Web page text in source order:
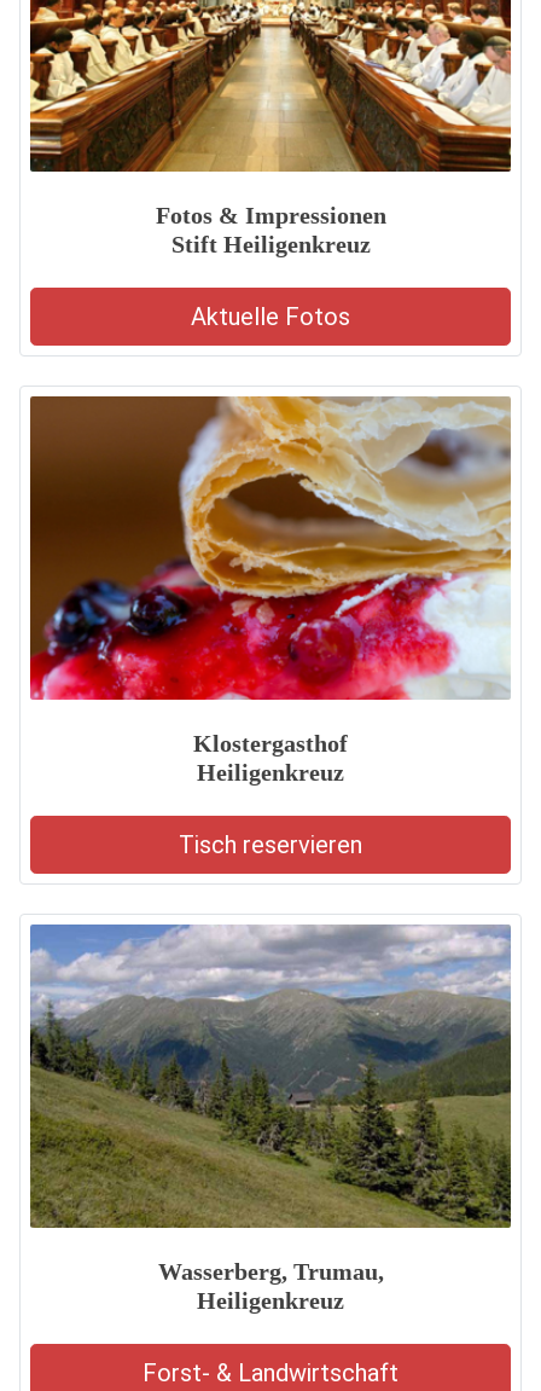
Fotos & Impressionen
Stift Heiligenkreuz
Aktuelle Fotos
Klostergasthof
Heiligenkreuz
Tisch reservieren
Wasserberg, Trumau,
Heiligenkreuz
Forst- & Landwirtschaft